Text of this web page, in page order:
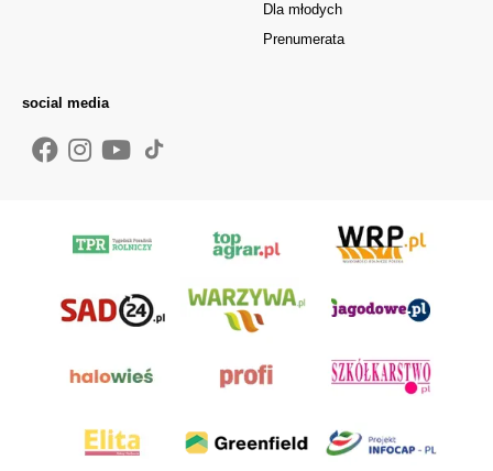
Dla młodych
Prenumerata
social media